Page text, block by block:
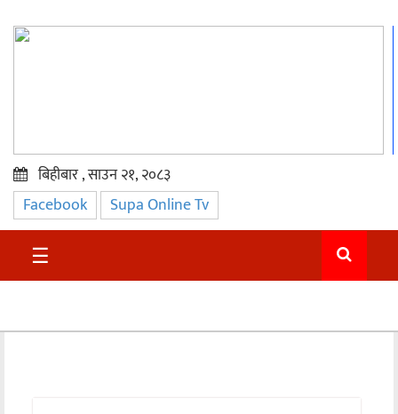
प्रमुख
समाचार
सुदुर
बिहीबार , साउन २१, २०८३
Facebook Supa Online Tv
☰